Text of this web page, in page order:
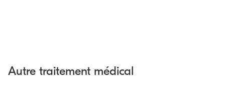
Autre traitement médical